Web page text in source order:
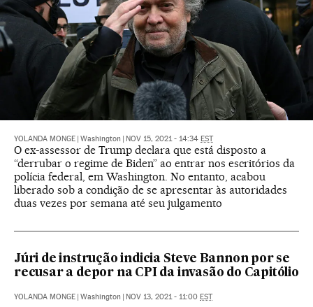
YOLANDA MONGE Washington NOV 15, 2021 - 14:34 EST
O ex-assessor de Trump declara que está disposto a
“derrubar o regime de Biden” ao entrar nos escritórios da
polícia federal, em Washington. No entanto, acabou
liberado sob a condição de se apresentar às autoridades
duas vezes por semana até seu julgamento
Júri de instrução indicia Steve Bannon por se
recusar a depor na CPI da invasão do Capitólio
YOLANDA MONGE Washington NOV 13, 2021 - 11:00 EST